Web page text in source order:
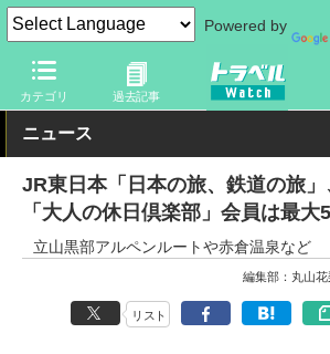
Powered by
カテゴリ 過去記事
トラベル Watch 企業・政府・官庁 政府
ニュース
JR東日本「日本の旅、鉄道の旅
「大人の休日倶楽部」会員は最大
立山黒部アルペンルートや赤倉温泉など
編集部：丸山花
リスト